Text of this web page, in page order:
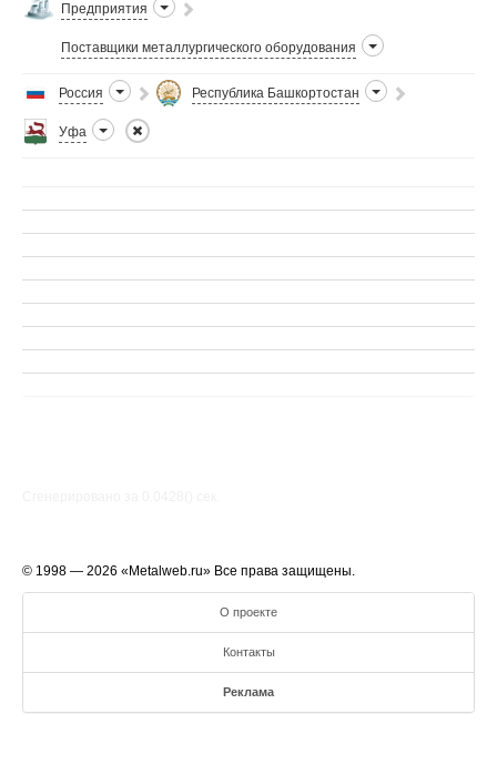
Предприятия
Поставщики металлургического оборудования
Россия Республика Башкортостан
Уфа
© 1998 — 2026 «Metalweb.ru» Все права защищены.
О проекте
Контакты
Реклама